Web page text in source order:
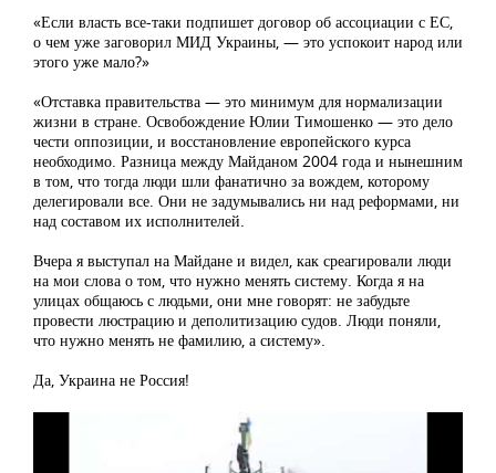
«Если власть все-таки подпишет договор об ассоциации с ЕС,
о чем уже заговорил МИД Украины, — это успокоит народ или
этого уже мало?»
«Отставка правительства — это минимум для нормализации
жизни в стране. Освобождение Юлии Тимошенко — это дело
чести оппозиции, и восстановление европейского курса
необходимо. Разница между Майданом 2004 года и нынешним
в том, что тогда люди шли фанатично за вождем, которому
делегировали все. Они не задумывались ни над реформами, ни
над составом их исполнителей.
Вчера я выступал на Майдане и видел, как среагировали люди
на мои слова о том, что нужно менять систему. Когда я на
улицах общаюсь с людьми, они мне говорят: не забудьте
провести люстрацию и деполитизацию судов. Люди поняли,
что нужно менять не фамилию, а систему».
Да, Украина не Россия!